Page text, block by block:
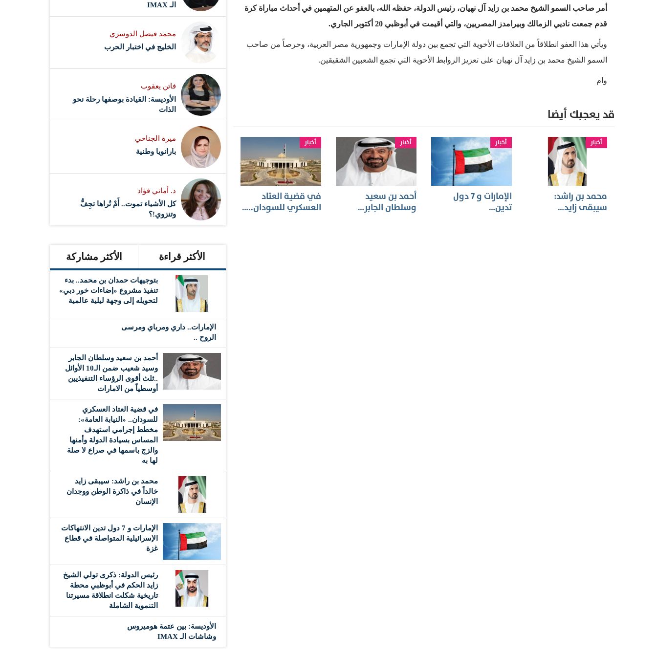
أمر صاحب السمو الشيخ محمد بن زايد آل نهيان، رئيس الدولة، حفظه الله، بالعفو عن المتهمين في أحداث مباراة كرة
قدم جمعت ناديي الزمالك وبيرامدز المصريين، والتي أقيمت في أبوظبي 20 أكتوبر الجاري.
ويأتي هذا العفو انطلاقاً من العلاقات الأخوية التي تجمع بين دولة الإمارات وجمهورية مصر العربية، وحرصاً من صاحب
السمو الشيخ محمد بن زايد آل نهيان على تعزيز الروابط الأخوية التي تجمع الشعبين الشقيقين.
وام
قد يعجبك أيضا
أخبار
محمد بن راشد:
سيبقى زايد…
أخبار
الإمارات و 7 دول
تدين…
أخبار
أحمد بن سعيد
وسلطان الجابر…
أخبار
في قضية العتاد
العسكري للسودان..…
الـ IMAX
محمد فيصل الدوسري ​
‏الخليج في اختبار الحرب
فاتن يعقوب
الأوديسة: القيادة بوصفها رحلة نحو
الذات
ميرة الجناحي
بارانويا وطنية
د. أماني فؤاد
كل الأشياء تموت.. أَمْ تُراها تجِفُّ
وتنزوي!؟
الأكثر قراءة الأكثر مشاركة
بتوجيهات حمدان بن محمد.. بدء
تنفيذ مشروع «إضاءات خور دبي»
لتحويله إلى وجهة ليلية عالمية
الإمارات.. داري ومرباي ومرسى
الروح ..
أحمد بن سعيد وسلطان الجابر
وسيد شعيب ضمن الـ10 الأوائل
..ثلث أقوى الرؤساء التنفيذيين
أوسطياً من الامارات
في قضية العتاد العسكري
للسودان.. «النيابة العامة»:
مخطط إجرامي استهدف
المساس بسيادة الدولة وأمنها
والزج باسمها في صراع لا صلة
لها به
محمد بن راشد: سيبقى زايد
خالداً في ذاكرة الوطن ووجدان
الإنسان
الإمارات و 7 دول تدين الانتهاكات
الإسرائيلية المتواصلة في قطاع
غزة
رئيس الدولة: ذكرى تولي الشيخ
زايد الحكم في أبوظبي محطة
تاريخية شكلت انطلاقة مسيرتنا
التنموية الشاملة
الأوديسة: بين عتمة هوميروس
وشاشات الـ IMAX